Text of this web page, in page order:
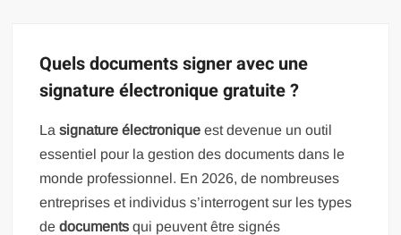
Quels documents signer avec une
signature électronique gratuite ?
Lasignature électronique est devenue un outil
essentiel pour la gestion des documents dans le
monde professionnel. En 2026, de nombreuses
entreprises et individus s’interrogent sur les types
dedocuments qui peuvent être signés